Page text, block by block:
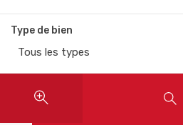
Type de bien
Tous les types